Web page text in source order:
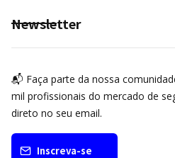
Newsletter
📬 Faça parte da nossa
mil profissionais do mercado de
direto no seu email.
Inscreva-se